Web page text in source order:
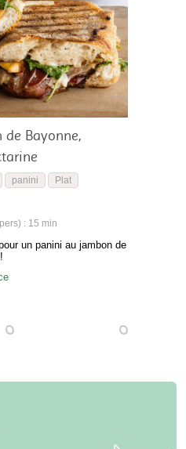
Bayonne,
panini Plat
: 15 min
un panini au jambon de